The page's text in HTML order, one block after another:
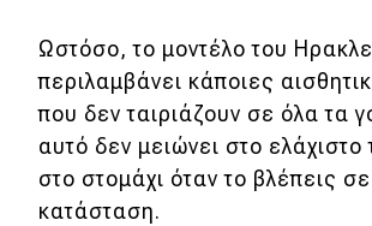
Οδηγός αγοράς
Συμβουλές
Χρηστικά
Ωστόσο, το μοντέλο του
περιλαμβάνει κάποιες
που δεν ταιριάζουν σε όλα τα
αυτό δεν μειώνει στο ελάχιστο
στο στομάχι όταν το βλέπεις σε
κατάσταση.